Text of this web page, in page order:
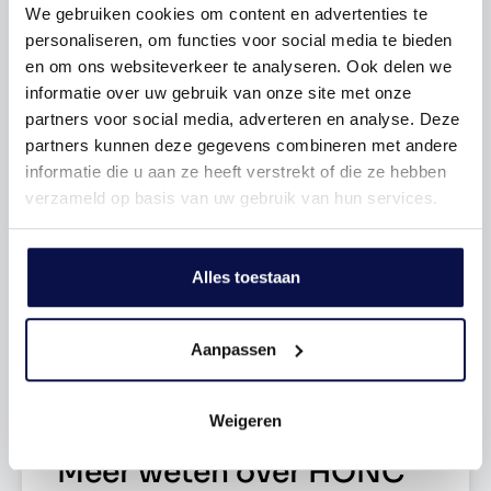
We gebruiken cookies om content en advertenties te
personaliseren, om functies voor social media te bieden
en om ons websiteverkeer te analyseren. Ook delen we
informatie over uw gebruik van onze site met onze
partners voor social media, adverteren en analyse. Deze
partners kunnen deze gegevens combineren met andere
informatie die u aan ze heeft verstrekt of die ze hebben
verzameld op basis van uw gebruik van hun services.
Alles toestaan
Aanpassen
Weigeren
Modern wonen zonder klussen
De tussenappartementen in Honc zijn ontworpen voor
mensen die vooruit willen. Geen maandenlang klussen of
keuzes maken over vloeren en afwerking, maar direct
een sfeervolle basis waar alles klopt. De appartementen
zijn volledig afgewerkt met een moderne keuken, strak
tegelwerk, luxe sanitair, stijlvolle verlichting én een
warme pvc-vloer in licht eikenlook. Zelfs de wand- en
plafondafwerking is al verzorgd in een rustige, moderne
kleurstelling.
Slim ingedeeld en verrassend ruim
ruim, licht en comfortabel aan. De living vormt het hart
werken of gezellig te koken met vrienden. De open
Aantal slaapkamers 1 Slaapkamers
Tuin
Garage type Geen garage
Verwarming
Energielabel A
Meer weten over HONC